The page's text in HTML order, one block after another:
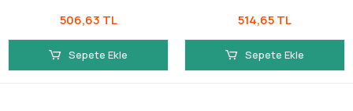
506,63 TL
Sepete Ekle
514,65 TL
Sepete Ekle